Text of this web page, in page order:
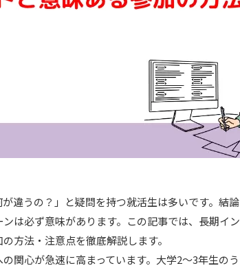
違うの？」と疑問を持つ就活生は多いです。結論
は必ず意味があります。この記事では、長期イン
方法・注意点を徹底解説します。
関心が急速に高まっています。大学2〜3年生のう